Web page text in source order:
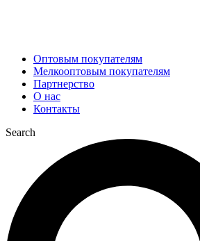
Оптовым покупателям
Мелкооптовым покупателям
Партнерство
О нас
Контакты
Search